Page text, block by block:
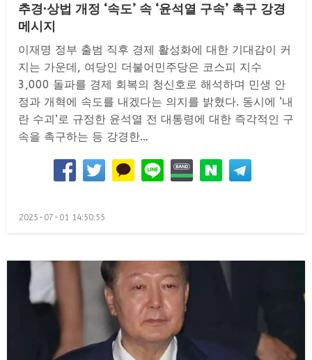
추경·상법 개정 ‘속도’ 속 ‘윤석열 구속’ 촉구 강경
메시지
이재명 정부 출범 직후 경제 활성화에 대한 기대감이 커
지는 가운데, 여당인 더불어민주당은 코스피 지수
3,000 돌파를 경제 회복의 청신호로 해석하며 민생 안
정과 개혁에 속도를 내겠다는 의지를 밝혔다. 동시에 ‘내
란 수괴’로 규정한 윤석열 전 대통령에 대한 즉각적인 구
속을 촉구하는 등 강경한…
Posted
2025-07-01 14:50:55